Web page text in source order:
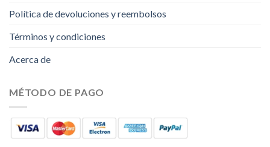
Política de devoluciones y reembolsos
Términos y condiciones
Acerca de
MÉTODO DE PAGO